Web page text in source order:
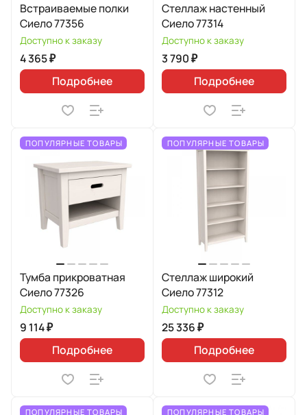
Встраиваемые полки
Сиело 77356
Доступно к заказу
4 365 ₽
Подробнее
Стеллаж настенный
Сиело 77314
Доступно к заказу
3 790 ₽
Подробнее
ПОПУЛЯРНЫЕ ТОВАРЫ
Тумба прикроватная
Сиело 77326
Доступно к заказу
9 114 ₽
Подробнее
ПОПУЛЯРНЫЕ ТОВАРЫ
Стеллаж широкий
Сиело 77312
Доступно к заказу
25 336 ₽
Подробнее
ПОПУЛЯРНЫЕ ТОВАРЫ ПОПУЛЯРНЫЕ ТОВАРЫ